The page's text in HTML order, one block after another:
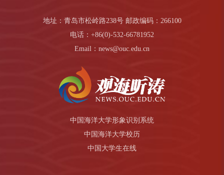
地址：青岛市松岭路238号 邮政编码：266100
电话：+86(0)-532-66781952
Email：news@ouc.edu.cn
中国海洋大学形象识别系统
中国海洋大学校历
中国大学生在线